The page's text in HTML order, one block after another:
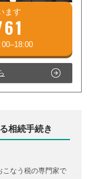
ます
相続手続き
こなう税の専門家で